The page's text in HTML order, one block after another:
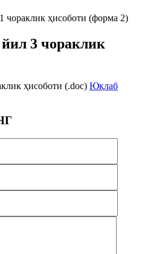
чораклик ҳисоботи (форма 2)
3 чораклик
ҳисоботи (.doc) Юқлаб